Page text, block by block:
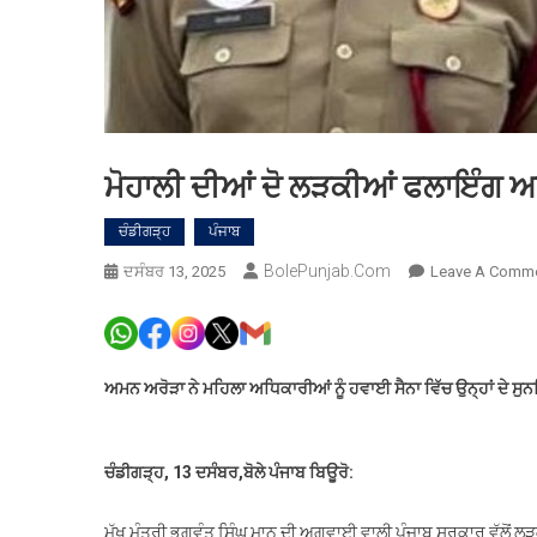
ਮੋਹਾਲੀ ਦੀਆਂ ਦੋ ਲੜਕੀਆਂ ਫਲਾਇੰਗ
ਚੰਡੀਗੜ੍ਹ ਪੰਜਾਬ
ਦਸੰਬਰ 13, 2025 BolePunjab.com Leave A
ਅਮਨ ਅਰੋੜਾ ਨੇ ਮਹਿਲਾ ਅਧਿਕਾਰੀਆਂ ਨੂੰ ਹਵਾਈ ਸੈਨਾ ਵਿੱਚ ਉਨ੍ਹਾਂ ਦੇ
ਚੰਡੀਗੜ੍ਹ, 13 ਦਸੰਬਰ,ਬੋਲੇ ਪੰਜਾਬ ਬਿਊਰੋ:
ਮੁੱਖ ਮੰਤਰੀ ਭਗਵੰਤ ਸਿੰਘ ਮਾਨ ਦੀ ਅਗਵਾਈ ਵਾਲੀ ਪੰਜਾਬ ਸਰਕਾਰ ਵੱਲੋਂ